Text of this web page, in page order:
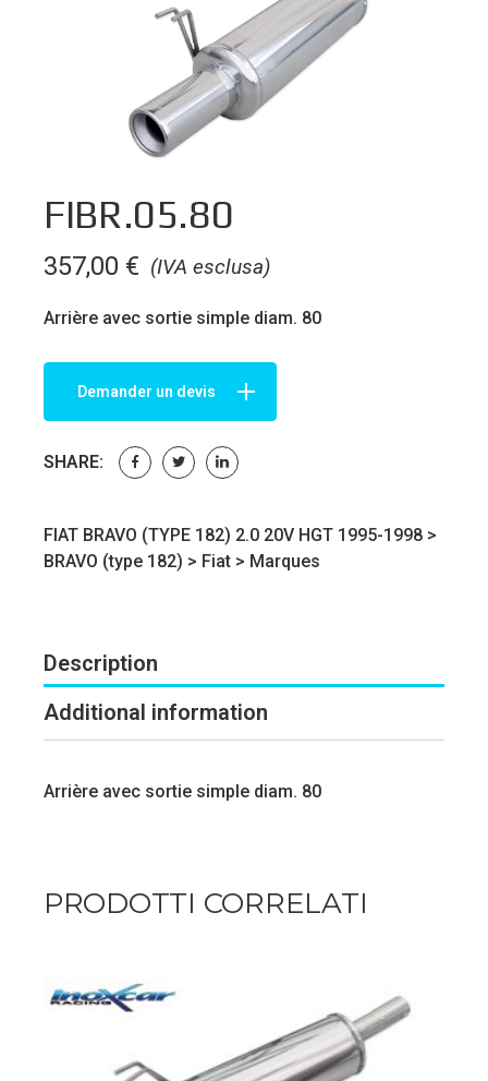
FIBR.05.80
(IVA esclusa)
357,00 €
Arrière avec sortie simple diam. 80
Demander un devis
SHARE:
FIAT BRAVO (TYPE 182) 2.0 20V HGT 1995-1998 >
BRAVO (type 182) > Fiat > Marques
Description
Additional information
Arrière avec sortie simple diam. 80
PRODOTTI CORRELATI